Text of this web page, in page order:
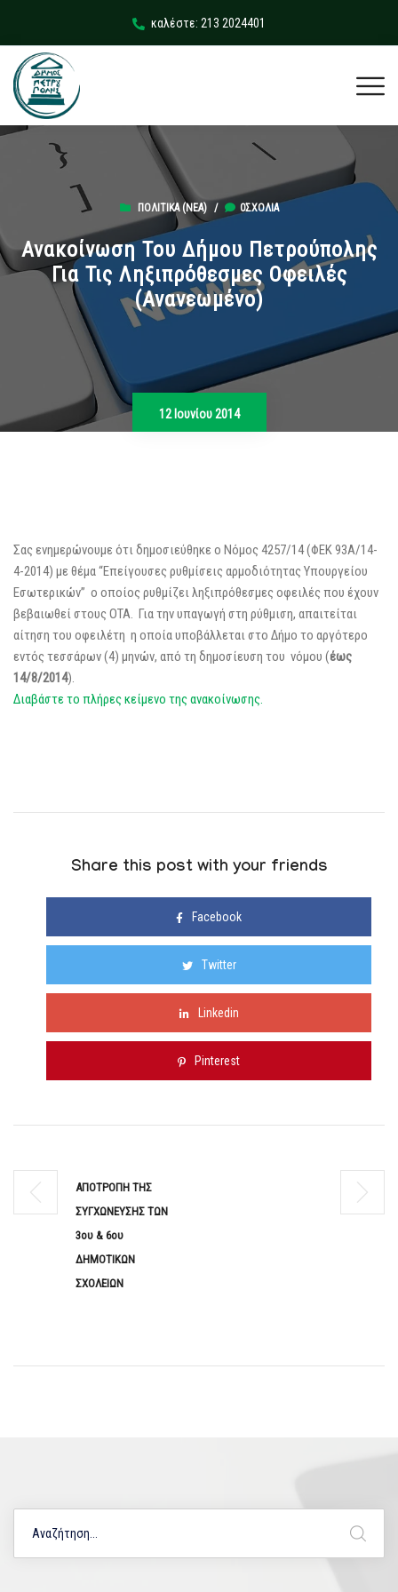
καλέστε: 213 2024401
ΠΟΛΙΤΙΚΆ (ΝΕΑ)/ 0ΣΧΌΛΙΑ
Ανακοίνωση Του Δήμου Πετρούπολης
Για Τις Ληξιπρόθεσμες Οφειλές
(ανανεωμένο)
12 Ιουνίου 2014
Σας ενημερώνουμε ότι δημοσιεύθηκε ο Νόμος 4257/14 (ΦΕΚ 93Α/14-
4-2014) με θέμα “Επείγουσες ρυθμίσεις αρμοδιότητας Υπουργείου
Εσωτερικών” ο οποίος ρυθμίζει ληξιπρόθεσμες οφειλές που έχουν
βεβαιωθεί στους ΟΤΑ. Για την υπαγωγή στη ρύθμιση, απαιτείται
αίτηση του οφειλέτη η οποία υποβάλλεται στο Δήμο το αργότερο
εντός τεσσάρων (4) μηνών, από τη δημοσίευση του νόμου (έως
14/8/2014).
Διαβάστε το πλήρες κείμενο της ανακοίνωσης.
Share this post with your friends
Facebook
Twitter
Linkedin
Pinterest
ΑΠΟΤΡΟΠΗ ΤΗΣ
ΣΥΓΧΩΝΕΥΣΗΣ ΤΩΝ
3ου & 6ου
ΔΗΜΟΤΙΚΩΝ
ΣΧΟΛΕΙΩΝ